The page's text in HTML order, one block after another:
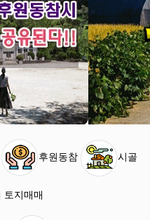
후원동참 시골
토지매매